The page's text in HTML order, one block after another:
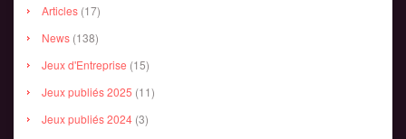
Articles (17)
News (138)
Jeux d'Entreprise (15)
Jeux publiés 2025 (11)
Jeux publiés 2024 (3)